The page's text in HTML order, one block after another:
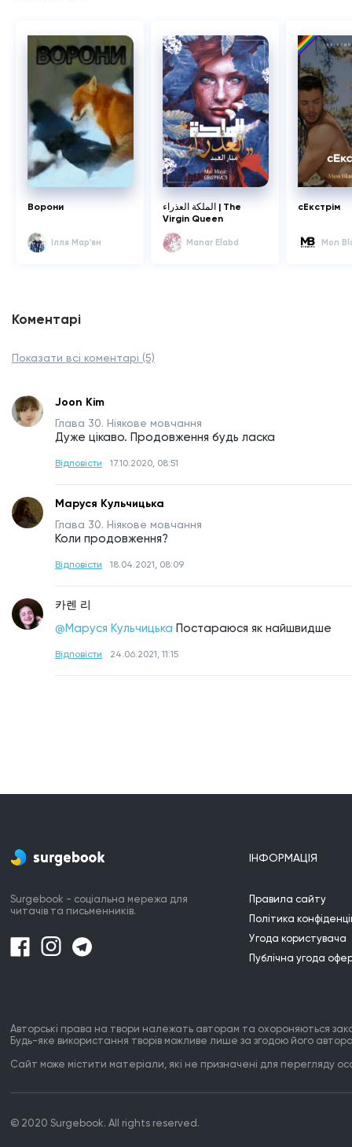
Ворони
Ілля Мар'ян
الملكة العذراء | The
Virgin Queen
Manar Elabd
сЕкстрім
Mon
Коментарі
Показати всі коментарі (5)
Joon Kim
Глава 30. Ніякове мовчання
Дуже цікаво. Продовження будь ласка
Відповісти 17.10.2020, 08:51
Маруся Кульчицька
Глава 30. Ніякове мовчання
Коли продовження?
Відповісти 18.04.2021, 08:09
카렌 리
@Маруся Кульчицька Постараюся як найшвидше
Відповісти 24.06.2021, 11:15
Surgebook - соціальна мережа для
читачів та письменників.
ІНФОРМАЦІЯ
Правила сайту
Політика
Угода користувача
Публічна угода
Авторські права на твори належать авторам та охороняються
Будь-яке використання творів можливе лише за згодою його
Сайт може містити матеріали, які не призначені для перегляду
© 2020 Surgebook. All rights reserved.